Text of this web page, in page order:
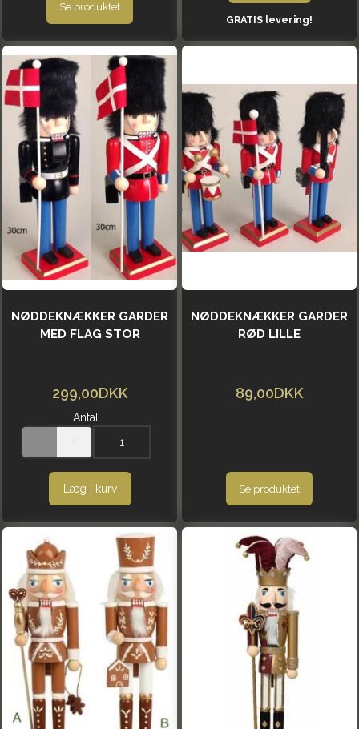
Se produktet
GRATIS levering!
NØDDEKNÆKKER GARDER
MED FLAG STOR
299,00DKK
Antal
Læg i kurv
NØDDEKNÆKKER GARDER
RØD LILLE
89,00DKK
Se produktet